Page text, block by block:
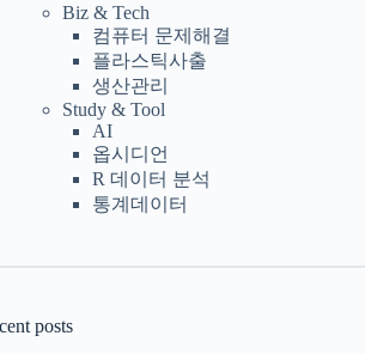
Biz & Tech
컴퓨터 문제해결
플라스틱사출
생산관리
Study & Tool
AI
옵시디언
R 데이터 분석
통계데이터
posts